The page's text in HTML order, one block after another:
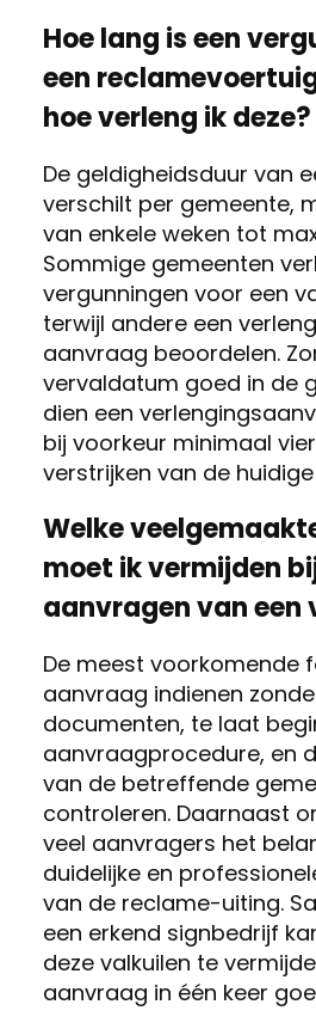
Hoe lang is een
een
hoe verleng ik deze?
De geldigheidsduur van
verschilt per gemeente,
van enkele weken tot
Sommige gemeenten
vergunningen voor een
terwijl andere een
aanvraag beoordelen.
vervaldatum goed in de
dien een
bij voorkeur minimaal
verstrijken van de
Welke
moet ik vermijden
aanvragen van een
De meest voorkomende
aanvraag indienen
documenten, te laat
aanvraagprocedure, en
van de betreffende
controleren. Daarnaast
veel aanvragers het
duidelijke en
van de reclame-uiting.
een erkend signbedrijf
deze valkuilen te
aanvraag in één keer